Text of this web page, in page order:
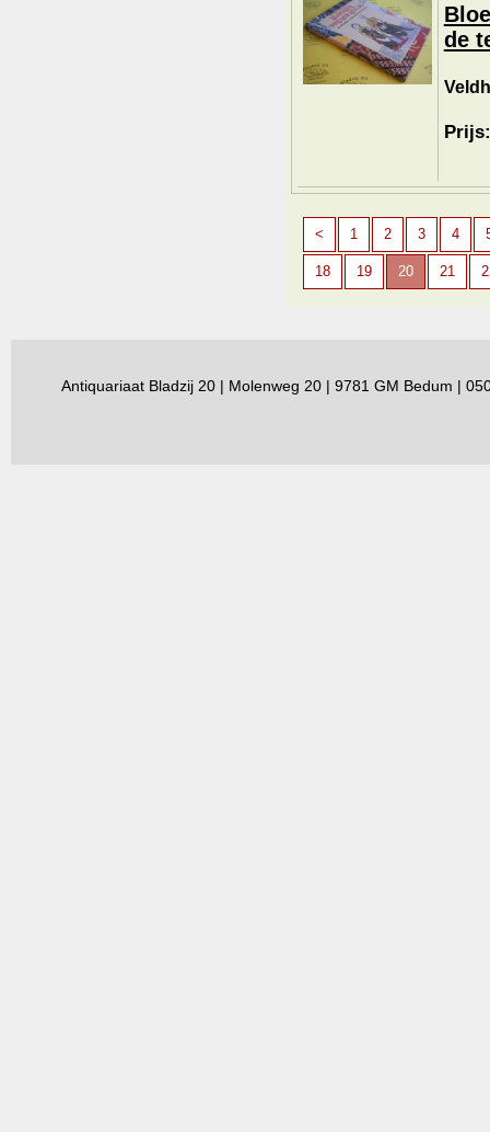
de
< 1 2 3 4
18 19 20 21
Antiquariaat Bladzij 20 | Molenweg 20 | 9781 GM Bedum |